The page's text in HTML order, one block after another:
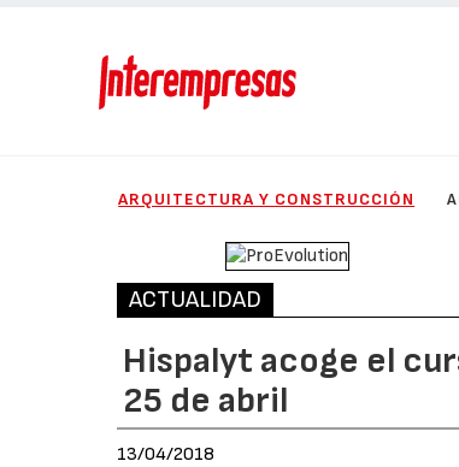
ARQUITECTURA Y CONSTRUCCIÓN
ACTUALIDAD
Hispalyt acoge el
25 de abril
13/04/2018